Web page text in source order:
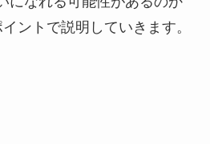
ントで説明していきます。